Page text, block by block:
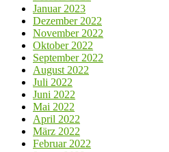
Januar 2023
Dezember 2022
November 2022
Oktober 2022
September 2022
August 2022
Juli 2022
Juni 2022
Mai 2022
April 2022
März 2022
Februar 2022